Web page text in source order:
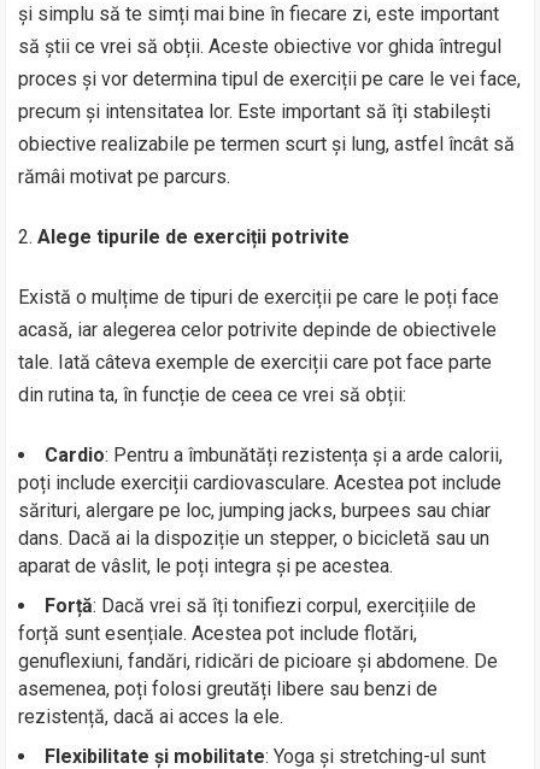
și simplu să te simți mai bine în fiecare zi, este important
să știi ce vrei să obții. Aceste obiective vor ghida întregul
proces și vor determina tipul de exerciții pe care le vei face,
precum și intensitatea lor. Este important să îți stabilești
obiective realizabile pe termen scurt și lung, astfel încât să
rămâi motivat pe parcurs.
Alege tipurile de exerciții potrivite
Există o mulțime de tipuri de exerciții pe care le poți face
acasă, iar alegerea celor potrivite depinde de obiectivele
tale. Iată câteva exemple de exerciții care pot face parte
din rutina ta, în funcție de ceea ce vrei să obții:
Cardio: Pentru a îmbunătăți rezistența și a arde calorii,
poți include exerciții cardiovasculare. Acestea pot include
sărituri, alergare pe loc, jumping jacks, burpees sau chiar
dans. Dacă ai la dispoziție un stepper, o bicicletă sau un
aparat de vâslit, le poți integra și pe acestea.
Forță: Dacă vrei să îți tonifiezi corpul, exercițiile de
forță sunt esențiale. Acestea pot include flotări,
genuflexiuni, fandări, ridicări de picioare și abdomene. De
asemenea, poți folosi greutăți libere sau benzi de
rezistență, dacă ai acces la ele.
Flexibilitate și mobilitate: Yoga și stretching-ul sunt